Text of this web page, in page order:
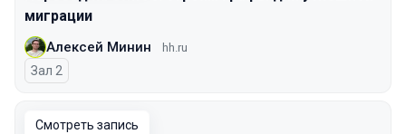
миграции
Алексей Минин hh.ru
Зал 2
Смотреть запись